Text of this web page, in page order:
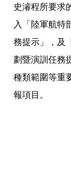
史濬程所要求
入「陸軍航特
務提示」，及
劃暨演訓任務
種類範圍等重
報項目。